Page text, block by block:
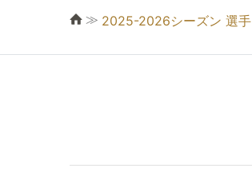
≫ 2025-2026シーズン 選手